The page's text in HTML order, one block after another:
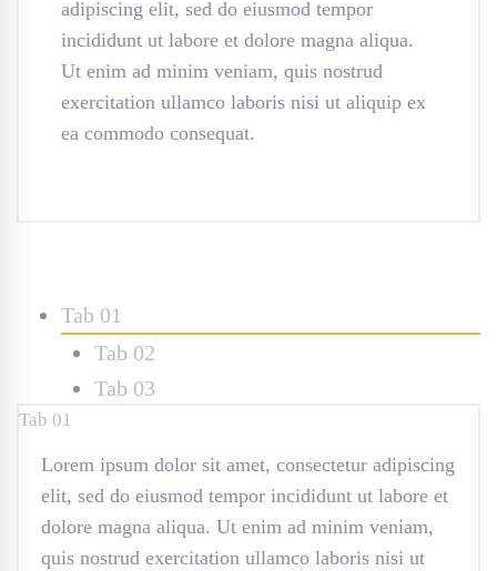
adipiscing elit, sed do eiusmod tempor
incididunt ut labore et dolore magna aliqua.
Ut enim ad minim veniam, quis nostrud
exercitation ullamco laboris nisi ut aliquip ex
ea commodo consequat.
Tab 01
Tab 02
Tab 03
Tab 01
Lorem ipsum dolor sit amet, consectetur adipiscing
elit, sed do eiusmod tempor incididunt ut labore et
dolore magna aliqua. Ut enim ad minim veniam,
quis nostrud exercitation ullamco laboris nisi ut